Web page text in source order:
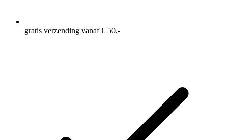
gratis verzending vanaf € 50,-